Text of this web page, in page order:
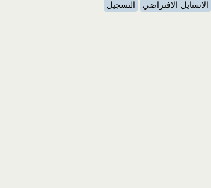
الاستايل الافتراضي
التسجيل